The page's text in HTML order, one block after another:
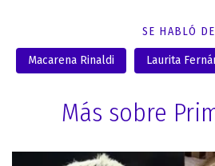
SE HABLÓ DE
Macarena Rinaldi Laurita
Más sobre